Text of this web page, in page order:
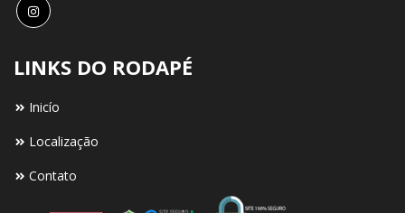
LINKS DO RODAPÉ
Inicío
Localização
Contato